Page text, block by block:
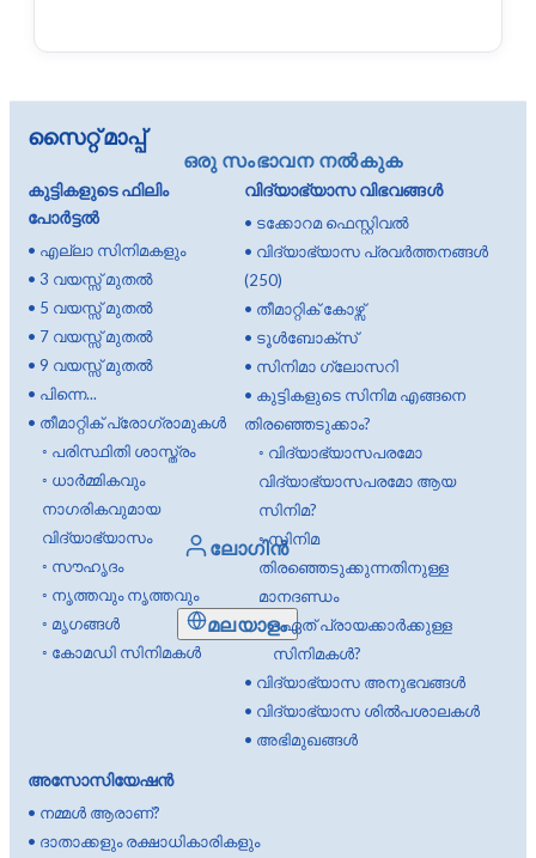
ഒരു സംഭാവന നൽകുക
ലോഗിൻ
മലയാളം
സൈറ്റ് മാപ്പ്
കുട്ടികളുടെ ഫിലിം
പോർട്ടൽ
• എല്ലാ സിനിമകളും
• 3 വയസ്സ് മുതൽ
• 5 വയസ്സ് മുതൽ
• 7 വയസ്സ് മുതൽ
• 9 വയസ്സ് മുതൽ
• പിന്നെ...
• തീമാറ്റിക് പ്രോഗ്രാമുകൾ
◦ പരിസ്ഥിതി ശാസ്ത്രം
◦ ധാർമ്മികവും
നാഗരികവുമായ
വിദ്യാഭ്യാസം
◦ സൗഹൃദം
◦ നൃത്തവും നൃത്തവും
◦ മൃഗങ്ങൾ
◦ കോമഡി സിനിമകൾ
വിദ്യാഭ്യാസ വിഭവങ്ങൾ
• ടക്കോറമ ഫെസ്റ്റിവൽ
• വിദ്യാഭ്യാസ പ്രവർത്തനങ്ങൾ
(250)
• തീമാറ്റിക് കോഴ്സ്
• ടൂൾബോക്സ്
• സിനിമാ ഗ്ലോസറി
• കുട്ടികളുടെ സിനിമ എങ്ങനെ
തിരഞ്ഞെടുക്കാം?
◦ വിദ്യാഭ്യാസപരമോ
വിദ്യാഭ്യാസപരമോ ആയ
സിനിമ?
◦സിനിമ
തിരഞ്ഞെടുക്കുന്നതിനുള്ള
മാനദണ്ഡം
◦ഏത് പ്രായക്കാർക്കുള്ള
സിനിമകൾ?
• വിദ്യാഭ്യാസ അനുഭവങ്ങൾ
• വിദ്യാഭ്യാസ ശിൽപശാലകൾ
• അഭിമുഖങ്ങൾ
അസോസിയേഷൻ
• നമ്മൾ ആരാണ്?
• ദാതാക്കളും രക്ഷാധികാരികളും